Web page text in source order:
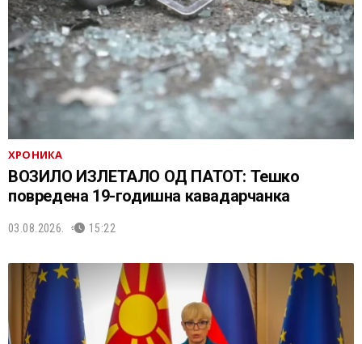
ХРОНИКА
ВОЗИЛО ИЗЛЕТАЛО ОД ПАТОТ: Тешко
повредена 19-годишна кавадарчанка
03.08.2026. 15:22